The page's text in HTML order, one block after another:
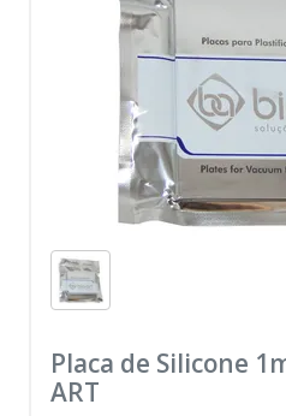
Placa de Silicone
ART